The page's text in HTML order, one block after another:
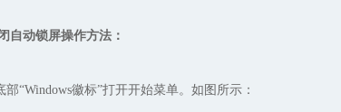
动锁屏操作方法：
徽标”打开开始菜单。如图所示：